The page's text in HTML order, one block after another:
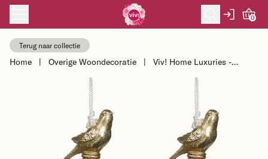
Skip to content
0
Terug naar collectie
Home | Overige Woondecoratie |
Viv! Home Luxuries -
van 2 - lichtgoud - 30...